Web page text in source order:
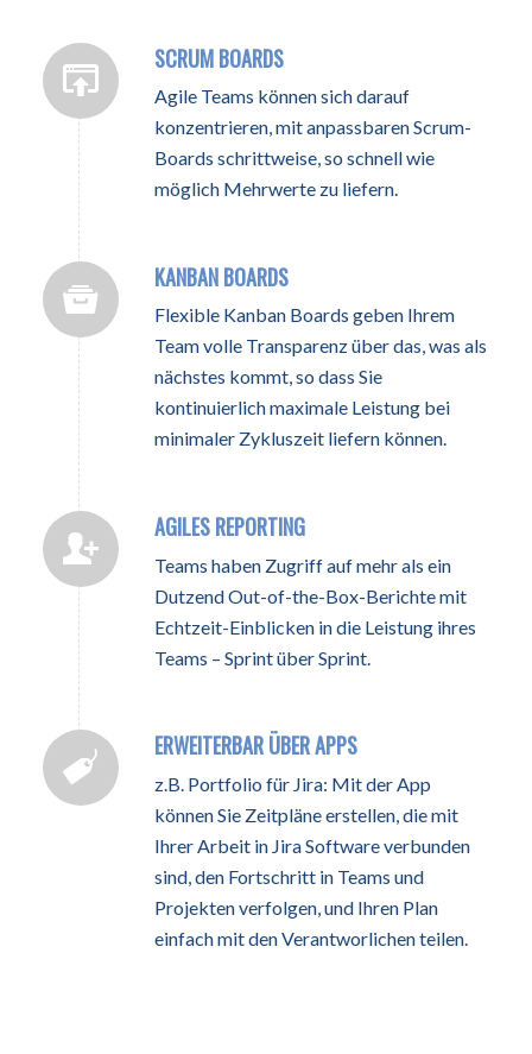
SCRUM BOARDS
Agile Teams können sich darauf
konzentrieren, mit anpassbaren Scrum-
Boards schrittweise, so schnell wie
möglich Mehrwerte zu liefern.
KANBAN BOARDS
Flexible Kanban Boards geben Ihrem
Team volle Transparenz über das, was als
nächstes kommt, so dass Sie
kontinuierlich maximale Leistung bei
minimaler Zykluszeit liefern können.
AGILES REPORTING
Teams haben Zugriff auf mehr als ein
Dutzend Out-of-the-Box-Berichte mit
Echtzeit-Einblicken in die Leistung ihres
Teams – Sprint über Sprint.
ERWEITERBAR ÜBER APPS
z.B. Portfolio für Jira: Mit der App
können Sie Zeitpläne erstellen, die mit
Ihrer Arbeit in Jira Software verbunden
sind, den Fortschritt in Teams und
Projekten verfolgen, und Ihren Plan
einfach mit den Verantworlichen teilen.